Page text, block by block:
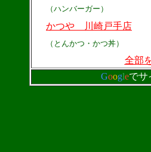
（ハンバーガー）
かつや 川崎戸手店
（とんかつ・かつ丼）
全部
Googleでサ